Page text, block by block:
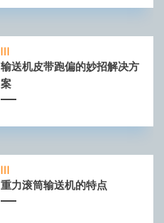
输送机皮带跑偏的妙招解决方
案
重力滚筒输送机的特点